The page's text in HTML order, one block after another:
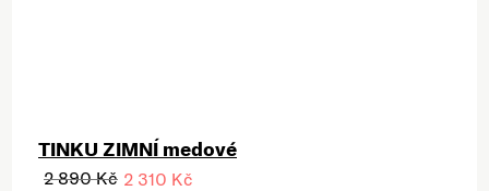
TINKU ZIMNÍ medové
2 890 Kč 2 310 Kč